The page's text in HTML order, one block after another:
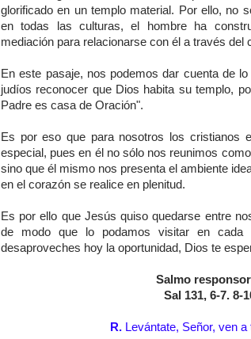
glorificado en un templo material. Por ello, no
en todas las culturas, el hombre ha
mediación para relacionarse con él a través del
En este pasaje, nos podemos dar cuenta de
judíos reconocer que Dios habita su templo,
Padre es casa de Oración".
Es por eso que para nosotros los cristianos
especial, pues en él no sólo nos reunimos
sino que él mismo nos presenta el ambiente
en el corazón se realice en plenitud.
Es por ello que Jesús quiso quedarse entre
de modo que lo podamos visitar en cada
desaproveches hoy la oportunidad, Dios te
Salmo
Sal 131, 6-7. 8-
R.Levántate, Señor, ven a